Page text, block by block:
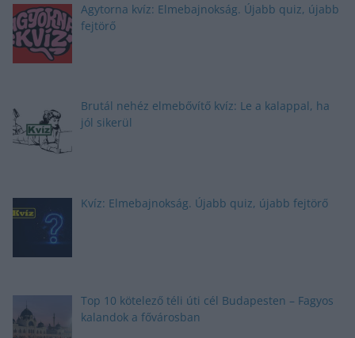
Agytorna kvíz: Elmebajnokság. Újabb quiz, újabb
fejtörő
Brutál nehéz elmebővítő kvíz: Le a kalappal, ha
jól sikerül
Kvíz: Elmebajnokság. Újabb quiz, újabb fejtörő
Top 10 kötelező téli úti cél Budapesten – Fagyos
kalandok a fővárosban